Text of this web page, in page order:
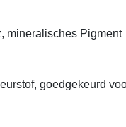
mineralisches Pigment
goedgekeurd